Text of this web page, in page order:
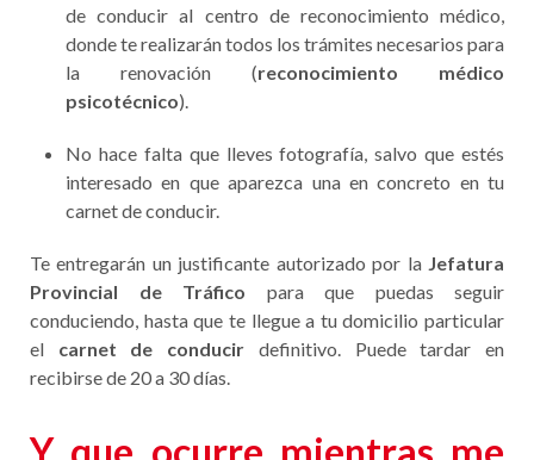
de conducir al centro de reconocimiento médico,
donde te realizarán todos los trámites necesarios para
la renovación (reconocimiento médico
psicotécnico).
No hace falta que lleves fotografía, salvo que estés
interesado en que aparezca una en concreto en tu
carnet de conducir.
Te entregarán un justificante autorizado por la Jefatura
Provincial de Tráfico para que puedas seguir
conduciendo, hasta que te llegue a tu domicilio particular
el carnet de conducir definitivo. Puede tardar en
recibirse de 20 a 30 días.